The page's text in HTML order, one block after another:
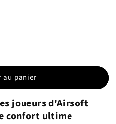
au panier
joueurs d'Airsoft
confort ultime